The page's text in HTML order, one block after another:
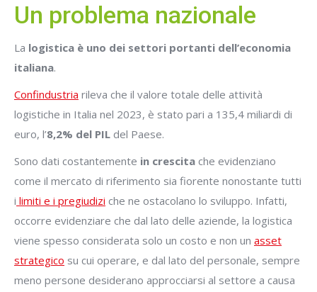
Un problema nazionale
La logistica è uno dei settori portanti dell’economia
italiana.
Confindustria rileva che il valore totale delle attività
logistiche in Italia nel 2023, è stato pari a 135,4 miliardi di
euro, l’8,2% del PIL del Paese.
Sono dati costantemente in crescita che evidenziano
come il mercato di riferimento sia fiorente nonostante tutti
i limiti e i pregiudizi che ne ostacolano lo sviluppo. Infatti,
occorre evidenziare che dal lato delle aziende, la logistica
viene spesso considerata solo un costo e non un asset
strategico su cui operare, e dal lato del personale, sempre
meno persone desiderano approcciarsi al settore a causa